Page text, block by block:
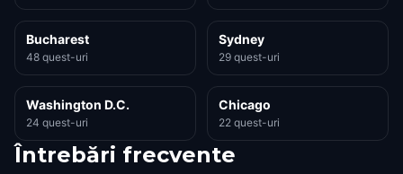
Bucharest
48 quest-uri
Sydney
29 quest-uri
Washington D.C.
24 quest-uri
Chicago
22 quest-uri
Întrebări frecvente